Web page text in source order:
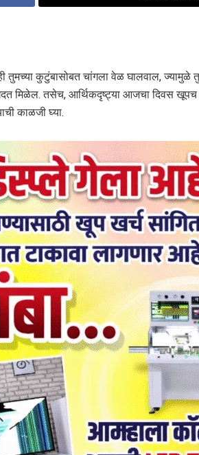
तुमच्या कुटुंबासोबत चांगला वेळ घालवाल,
मदत मिळेल. तसेच, आर्थिकदृष्ट्या आजचा दिवस
काळजी घ्या.